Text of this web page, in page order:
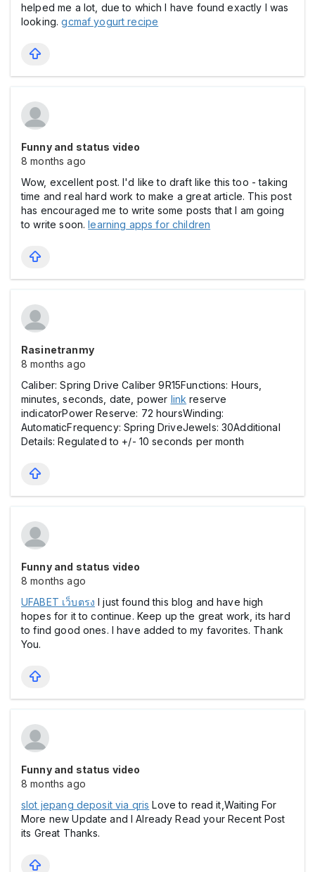
helped me a lot, due to which I have found exactly I was
looking.gcmaf yogurt recipe
Funny and status video
8 months ago
Wow, excellent post. I'd like to draft like this too - taking
time and real hard work to make a great article. This post
has encouraged me to write some posts that I am going
to write soon.learning apps for children
Rasinetranmy
8 months ago
Caliber: Spring Drive Caliber 9R15Functions: Hours,
minutes, seconds, date, power link reserve
indicatorPower Reserve: 72 hoursWinding:
AutomaticFrequency: Spring DriveJewels: 30Additional
Details: Regulated to +/- 10 seconds per month
Funny and status video
8 months ago
UFABET เว็บตรง I just found this blog and have high
hopes for it to continue. Keep up the great work, its hard
to find good ones. I have added to my favorites. Thank
You.
Funny and status video
8 months ago
slot jepang deposit via qris Love to read it,Waiting For
More new Update and I Already Read your Recent Post
its Great Thanks.